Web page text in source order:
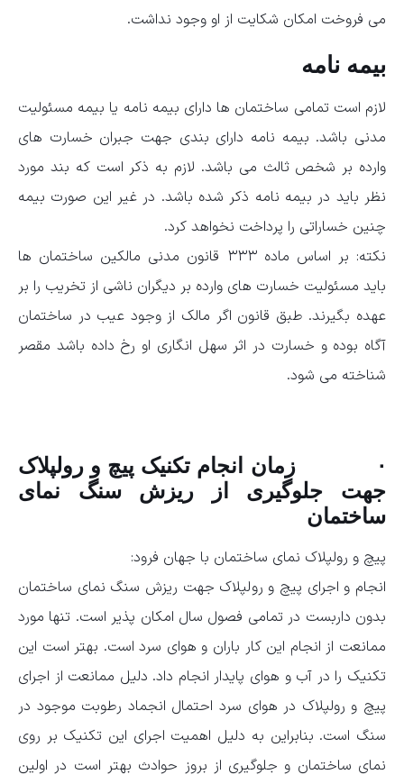
می فروخت امکان شکایت از او وجود نداشت.
بیمه نامه
لازم است تمامی ساختمان ها دارای بیمه نامه یا بیمه مسئولیت
مدنی باشد. بیمه نامه دارای بندی جهت جبران خسارت های
وارده بر شخص ثالث می باشد. لازم به ذکر است که بند مورد
نظر باید در بیمه نامه ذکر شده باشد. در غیر این صورت بیمه
چنین خساراتی را پرداخت نخواهد کرد.
نکته: بر اساس ماده ۳۳۳ قانون مدنی مالکین ساختمان ها
باید مسئولیت خسارت های وارده بر دیگران ناشی از تخریب را بر
عهده بگیرند. طبق قانون اگر مالک از وجود عیب در ساختمان
آگاه بوده و خسارت در اثر سهل انگاری او رخ داده باشد مقصر
شناخته می شود.
· زمان انجام تکنیک پیچ و رولپلاک
جهت جلوگیری از ریزش سنگ نمای
ساختمان
پیچ و رولپلاک نمای ساختمان با جهان فرود:
انجام و اجرای پیچ و رولپلاک جهت ریزش سنگ نمای ساختمان
بدون داربست در تمامی فصول سال امکان پذیر است. تنها مورد
ممانعت از انجام این کار باران و هوای سرد است. بهتر است این
تکنیک را در آب و هوای پایدار انجام داد. دلیل ممانعت از اجرای
پیچ و رولپلاک در هوای سرد احتمال انجماد رطوبت موجود در
سنگ است. بنابراین به دلیل اهمیت اجرای این تکنیک بر روی
نمای ساختمان و جلوگیری از بروز حوادث بهتر است در اولین